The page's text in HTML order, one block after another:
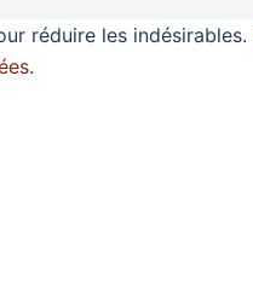
réduire les indésirables.
.